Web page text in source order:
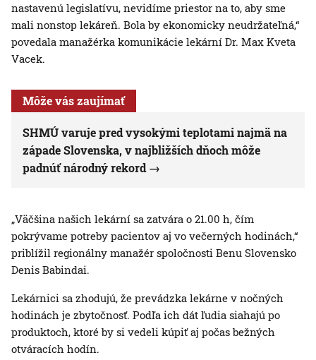
nastavenú legislatívu, nevidíme priestor na to, aby sme
mali nonstop lekáreň. Bola by ekonomicky neudržateľná,“
povedala manažérka komunikácie lekární Dr. Max Kveta
Vacek.
Môže vás zaujímať
SHMÚ varuje pred vysokými teplotami najmä na
západe Slovenska, v najbližších dňoch môže
padnúť národný rekord
„Väčšina našich lekární sa zatvára o 21.00 h, čím
pokrývame potreby pacientov aj vo večerných hodinách,“
priblížil regionálny manažér spoločnosti Benu Slovensko
Denis Babindai.
Lekárnici sa zhodujú, že prevádzka lekárne v nočných
hodinách je zbytočnosť. Podľa ich dát ľudia siahajú po
produktoch, ktoré by si vedeli kúpiť aj počas bežných
otváracích hodín.